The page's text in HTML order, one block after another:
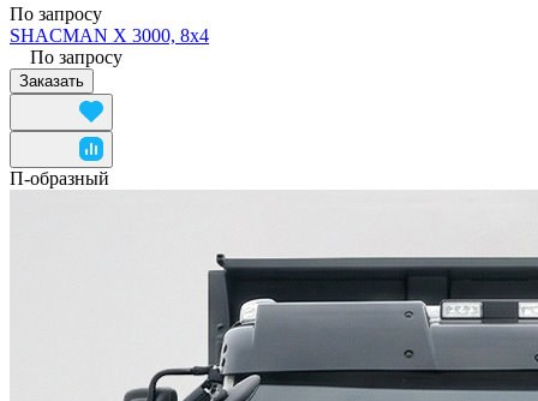
По запросу
SHACMAN X 3000, 8x4
По запросу
Заказать
П-образный